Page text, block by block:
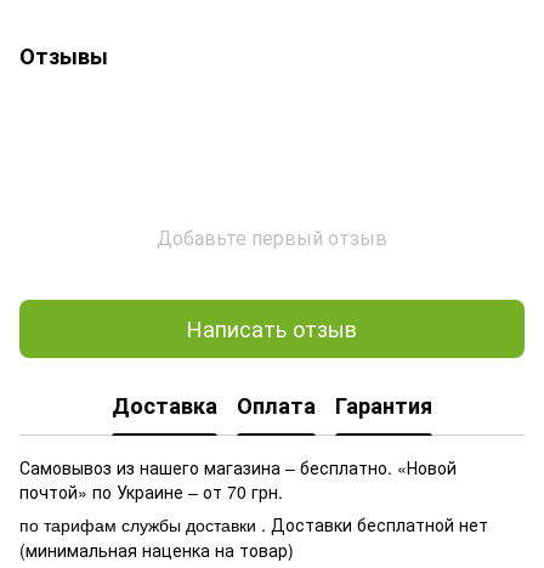
Отзывы
Добавьте первый отзыв
Написать отзыв
Доставка Оплата Гарантия
Самовывоз из нашего магазина – бесплатно. «Новой
почтой» по Украине – от 70 грн.
по тарифам службы доставки . Доставки бесплатной нет
(минимальная наценка на товар)